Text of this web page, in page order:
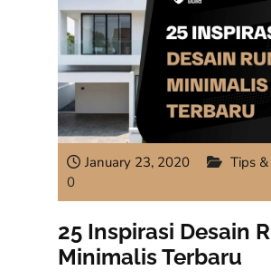
January 23, 2020
Tips
0
25 Inspirasi Desain
Minimalis Terbaru